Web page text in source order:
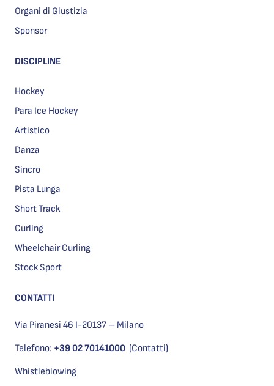
Organi di Giustizia
Sponsor
DISCIPLINE
Hockey
Para Ice Hockey
Artistico
Danza
Sincro
Pista Lunga
Short Track
Curling
Wheelchair Curling
Stock Sport
CONTATTI
Via Piranesi 46 I-20137 – Milano
Telefono: +39 02 70141000 (Contatti)
Whistleblowing